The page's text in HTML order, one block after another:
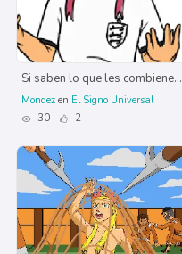
Si saben lo que les combiene...
Mondez en El Signo Universal
30
2